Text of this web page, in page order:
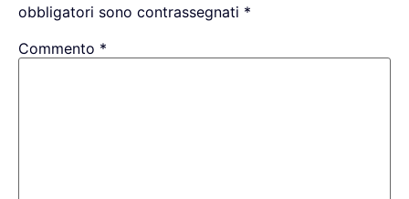
obbligatori sono contrassegnati *
Commento *